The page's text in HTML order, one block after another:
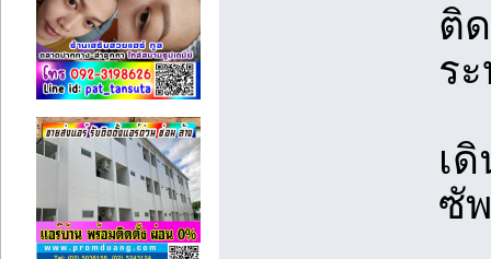
ติ
ร
เ
ซั